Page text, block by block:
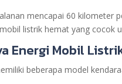
mencapai 60 kilometer
listrik hemat yang cocok
Energi Mobil
beberapa model